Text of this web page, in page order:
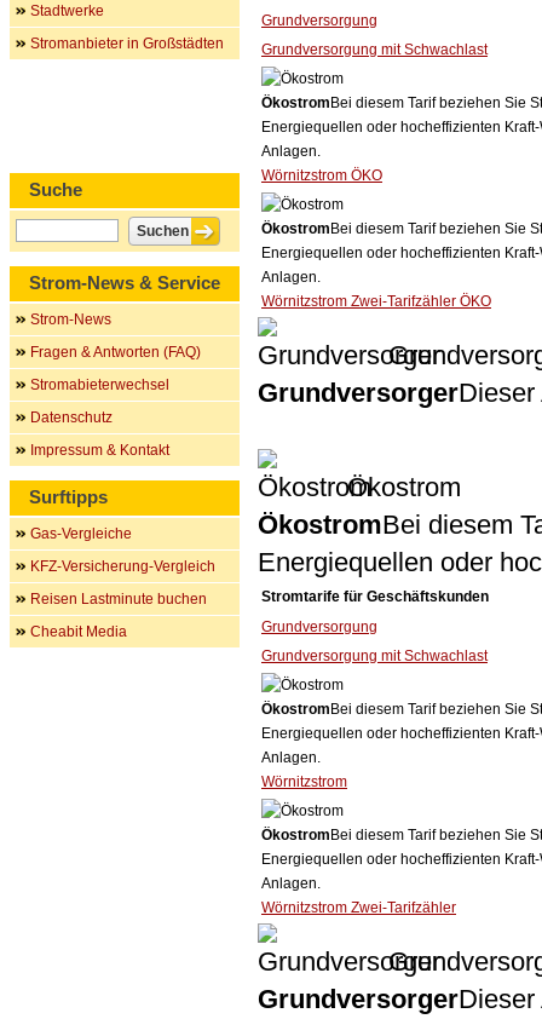
Grundversorgung
Grundversorgung mit Schwachlast
Ökostrom Bei diesem Tarif beziehen Sie
Energiequellen oder hocheffizienten
Anlagen.
Wörnitzstrom ÖKO
Ökostrom Bei diesem Tarif beziehen Sie
Energiequellen oder hocheffizienten
Anlagen.
Wörnitzstrom Zwei-Tarifzähler ÖKO
GrundversorgerDieser
Ökostrom
ÖkostromBei diesem
Energiequellen oder
Stromtarife für Geschäftskunden
Grundversorgung
Grundversorgung mit Schwachlast
Ökostrom Bei diesem Tarif beziehen Sie
Energiequellen oder hocheffizienten
Anlagen.
Wörnitzstrom
Ökostrom Bei diesem Tarif beziehen Sie
Energiequellen oder hocheffizienten
Anlagen.
Wörnitzstrom Zwei-Tarifzähler
GrundversorgerDieser
Stadtwerke
Stromanbieter in Großstädten
Suche
Strom-News & Service
Strom-News
Fragen & Antworten (FAQ)
Stromabieterwechsel
Datenschutz
Impressum & Kontakt
Surftipps
Gas-Vergleiche
KFZ-Versicherung-Vergleich
Reisen Lastminute buchen
Cheabit Media